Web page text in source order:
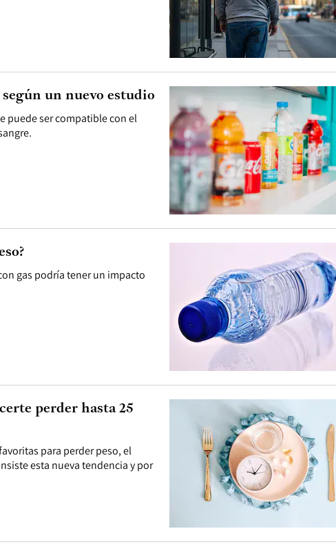
puede ser compatible con el
un nuevo estudio
gas podría tener un impacto
para perder peso, el
esta nueva tendencia y por
perder hasta 25